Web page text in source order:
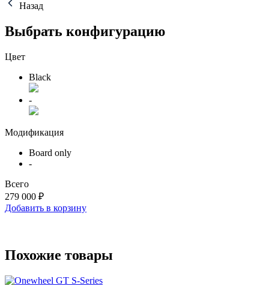
Назад
Выбрать конфигурацию
Цвет
Black
-
Модификация
Board only
-
Всего
279 000 ₽
Добавить в корзину
Похожие товары